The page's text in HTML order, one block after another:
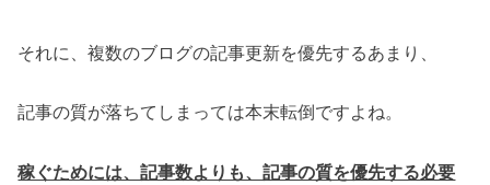
それに、複数のブログの記事更新を優先するあまり、
記事の質が落ちてしまっては本末転倒ですよね。
稼ぐためには、記事数よりも、記事の質を優先する必要